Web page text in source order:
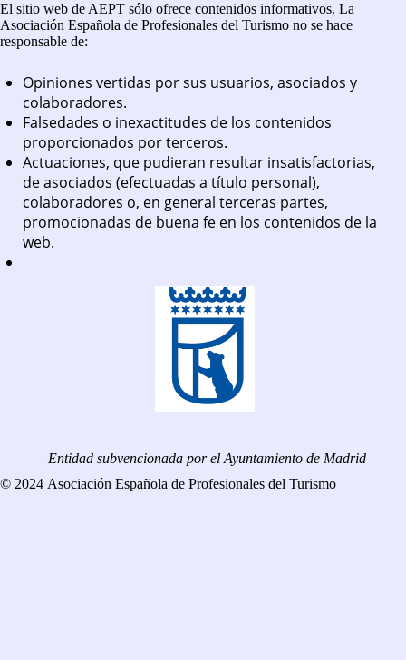
El sitio web de AEPT sólo ofrece contenidos informativos. La
Asociación Española de Profesionales del Turismo no se hace
responsable de:
Opiniones vertidas por sus usuarios, asociados y
colaboradores.
Falsedades o inexactitudes de los contenidos
proporcionados por terceros.
Actuaciones, que pudieran resultar insatisfactorias,
de asociados (efectuadas a título personal),
colaboradores o, en general terceras partes,
promocionadas de buena fe en los contenidos de la
web.
Entidad subvencionada por el Ayuntamiento de Madrid
© 2024 Asociación Española de Profesionales del Turismo